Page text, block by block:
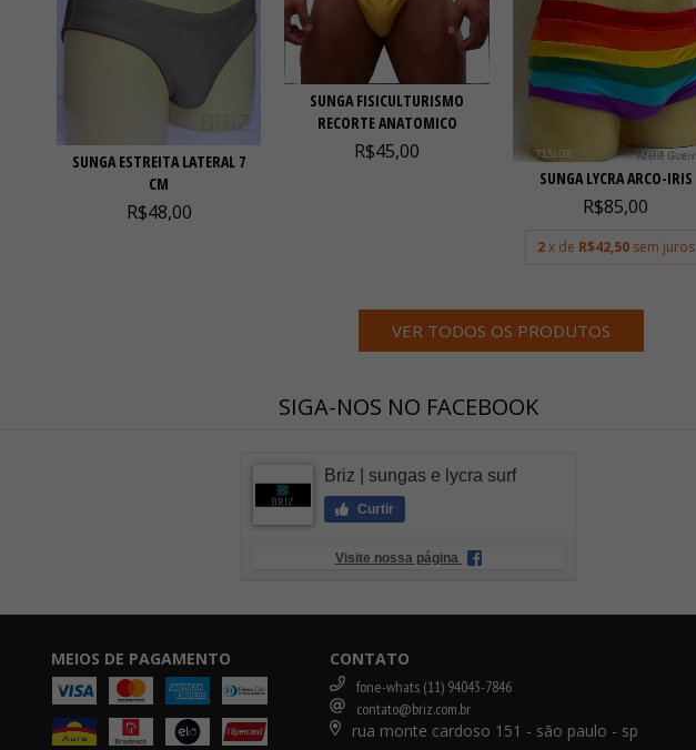
SUNGA ESTREITA LATERAL 7
CM
R$48,00
SUNGA FISICULTURISMO
RECORTE ANATOMICO
R$45,00
SUNGA LYCRA ARCO-IRIS
R$85,00
2 x de R$42,50 sem juros
VER TODOS OS PRODUTOS
SIGA-NOS NO FACEBOOK
Briz | sungas e lycra surf
Curtir
Visite nossa página
MEIOS DE PAGAMENTO CONTATO
fone-whats (11) 94043-7846
contato@briz.com.br
rua monte cardoso 151 - são paulo - sp